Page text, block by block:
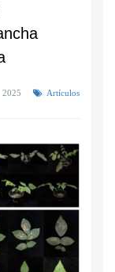
Artículos